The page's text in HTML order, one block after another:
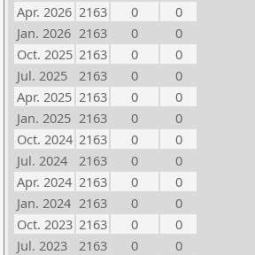
Apr. 2026 2163 0
0
Jan. 2026 2163 0
0
Oct. 2025 2163 0
0
Jul. 2025
2163 0
0
Apr. 2025 2163 0
0
Jan. 2025 2163 0
0
Oct. 2024 2163 0
0
Jul. 2024
2163 0
0
Apr. 2024 2163 0
0
Jan. 2024 2163 0
0
Oct. 2023 2163 0
0
Jul. 2023
2163 0
0